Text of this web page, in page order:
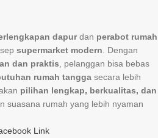
dapurdan perabot rumah
supermarket modern . Dengan
dan praktis , pelanggan bisa bebas
rumah tangga secara lebih
pilihan lengkap, berkualitas, dan
suasana rumah yang lebih nyaman
Link